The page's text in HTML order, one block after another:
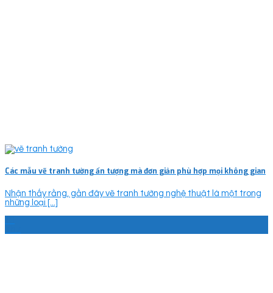
Các mẫu vẽ tranh tường ấn tượng mà đơn giản phù hợp mọi không gian
Nhận thấy rằng, gần đây vẽ tranh tường nghệ thuật là một trong
những loại [...]